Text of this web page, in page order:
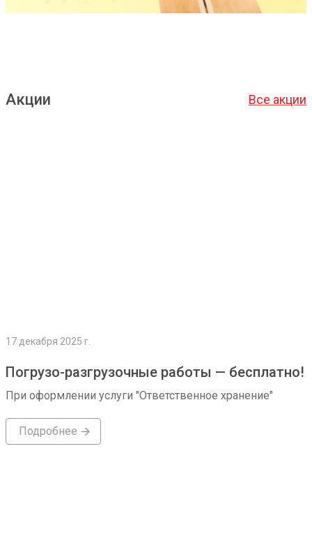
Акции Все акции
17 декабря 2025 г.
Погрузо-разгрузочные работы — бесплатно!
При оформлении услуги "Ответственное хранение"
Подробнее